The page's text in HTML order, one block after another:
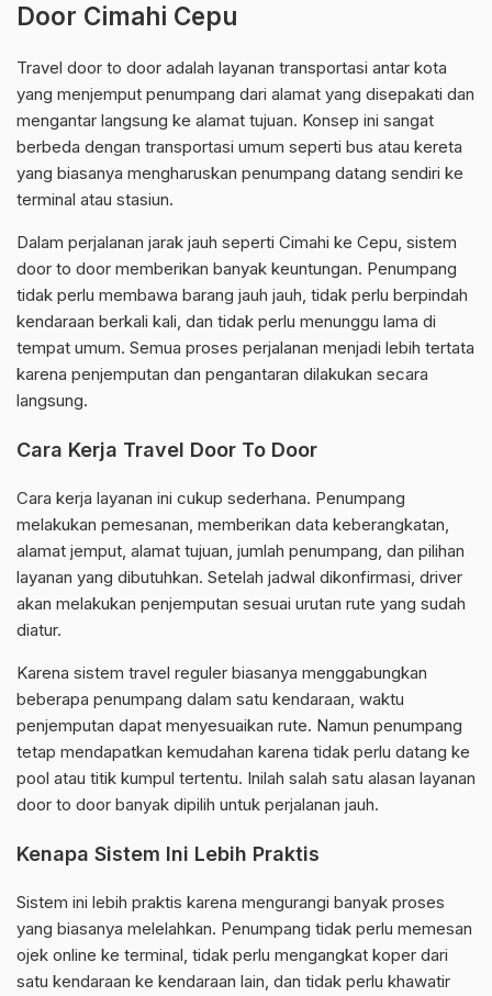
Door Cimahi Cepu
Travel door to door adalah layanan transportasi antar kota
yang menjemput penumpang dari alamat yang disepakati dan
mengantar langsung ke alamat tujuan. Konsep ini sangat
berbeda dengan transportasi umum seperti bus atau kereta
yang biasanya mengharuskan penumpang datang sendiri ke
terminal atau stasiun.
Dalam perjalanan jarak jauh seperti Cimahi ke Cepu, sistem
door to door memberikan banyak keuntungan. Penumpang
tidak perlu membawa barang jauh jauh, tidak perlu berpindah
kendaraan berkali kali, dan tidak perlu menunggu lama di
tempat umum. Semua proses perjalanan menjadi lebih tertata
karena penjemputan dan pengantaran dilakukan secara
langsung.
Cara Kerja Travel Door To Door
Cara kerja layanan ini cukup sederhana. Penumpang
melakukan pemesanan, memberikan data keberangkatan,
alamat jemput, alamat tujuan, jumlah penumpang, dan pilihan
layanan yang dibutuhkan. Setelah jadwal dikonfirmasi, driver
akan melakukan penjemputan sesuai urutan rute yang sudah
diatur.
Karena sistem travel reguler biasanya menggabungkan
beberapa penumpang dalam satu kendaraan, waktu
penjemputan dapat menyesuaikan rute. Namun penumpang
tetap mendapatkan kemudahan karena tidak perlu datang ke
pool atau titik kumpul tertentu. Inilah salah satu alasan layanan
door to door banyak dipilih untuk perjalanan jauh.
Kenapa Sistem Ini Lebih Praktis
Sistem ini lebih praktis karena mengurangi banyak proses
yang biasanya melelahkan. Penumpang tidak perlu memesan
ojek online ke terminal, tidak perlu mengangkat koper dari
satu kendaraan ke kendaraan lain, dan tidak perlu khawatir